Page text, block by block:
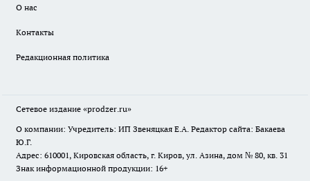
О нас
Контакты
Редакционная политика
Сетевое издание «prodzer.ru»
О компании: Учредитель: ИП Звеняцкая Е.А. Редактор сайта: Бакаева
Ю.Г.
Адрес: 610001, Кировская область, г. Киров, ул. Азина, дом № 80, кв. 31
Знак информационной продукции: 16+